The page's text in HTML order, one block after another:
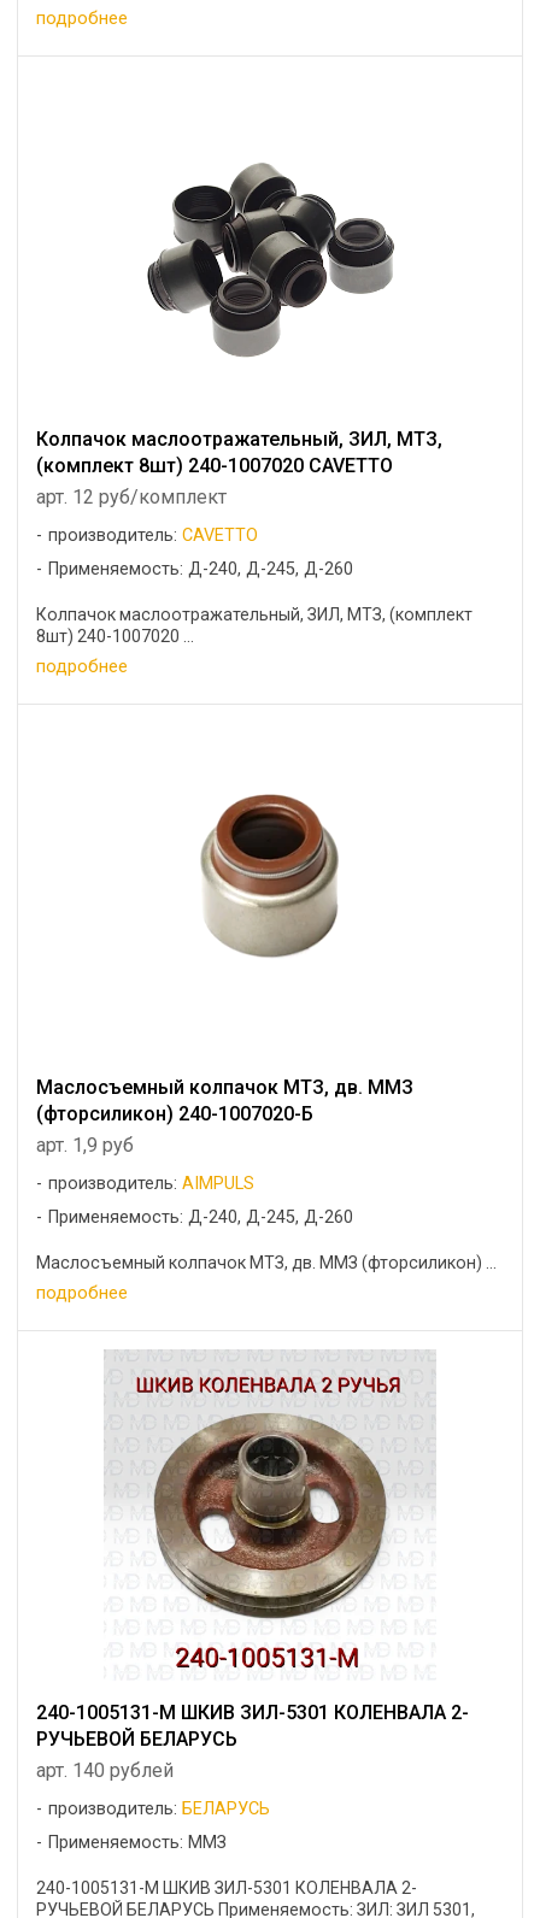
подробнее
Колпачок маслоотражательный, ЗИЛ, МТЗ,
(комплект 8шт) 240-1007020 CAVETTO
арт. 12 руб/комплект
производитель:CAVETTO
Применяемость: Д-240, Д-245, Д-260
Колпачок маслоотражательный, ЗИЛ, МТЗ, (комплект
8шт) 240-1007020 ...
подробнее
Маслосъемный колпачок МТЗ, дв. ММЗ
(фторсиликон) 240-1007020-Б
арт. 1,9 руб
производитель:AIMPULS
Применяемость: Д-240, Д-245, Д-260
Маслосъемный колпачок МТЗ, дв. ММЗ (фторсиликон) ...
подробнее
240-1005131-М ШКИВ ЗИЛ-5301 КОЛЕНВАЛА 2-
РУЧЬЕВОЙ БЕЛАРУСЬ
арт. 140 рублей
производитель:БЕЛАРУСЬ
Применяемость: ММЗ
240-1005131-М ШКИВ ЗИЛ-5301 КОЛЕНВАЛА 2-
РУЧЬЕВОЙ БЕЛАРУСЬ Применяемость: ЗИЛ: ЗИЛ 5301,